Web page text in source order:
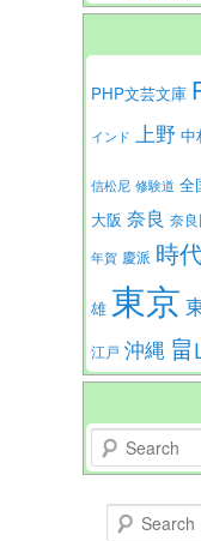
PHP文芸文庫
インド 上野 中
信松尼 修験道 全
大阪 奈良 奈
年賀 慶派 時
雄 東京
江戸 沖縄
Search
Search